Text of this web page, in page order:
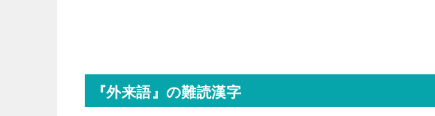
『外来語』の難読漢字